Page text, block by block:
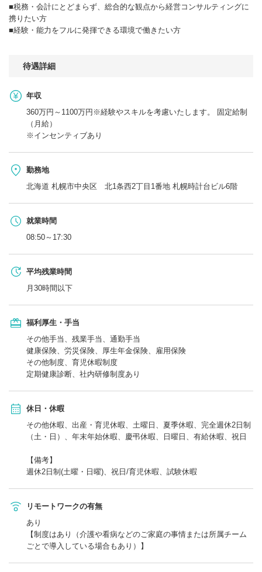
■税務・会計にとどまらず、総合的な観点から経営コンサルティングに
携りたい方
■経験・能力をフルに発揮できる環境で働きたい方
待遇詳細
年収
360万円～1100万円※経験やスキルを考慮いたします。 固定給制
（月給）
※インセンティブあり
勤務地
北海道 札幌市中央区 北1条西2丁目1番地 札幌時計台ビル6階
就業時間
08:50～17:30
平均残業時間
月30時間以下
福利厚生・手当
その他手当、残業手当、通勤手当
健康保険、労災保険、厚生年金保険、雇用保険
その他制度、育児休暇制度
定期健康診断、社内研修制度あり
休日・休暇
その他休暇、出産・育児休暇、土曜日、夏季休暇、完全週休2日制
（土・日）、年末年始休暇、慶弔休暇、日曜日、有給休暇、祝日
【備考】
週休2日制(土曜・日曜)、祝日/育児休暇、試験休暇
リモートワークの有無
あり
【制度はあり（介護や看病などのご家庭の事情または所属チーム
ごとで導入している場合もあり）】